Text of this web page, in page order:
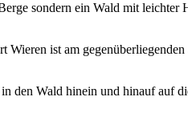
sondern ein Wald mit
ist am
Wald hinein und hinauf auf